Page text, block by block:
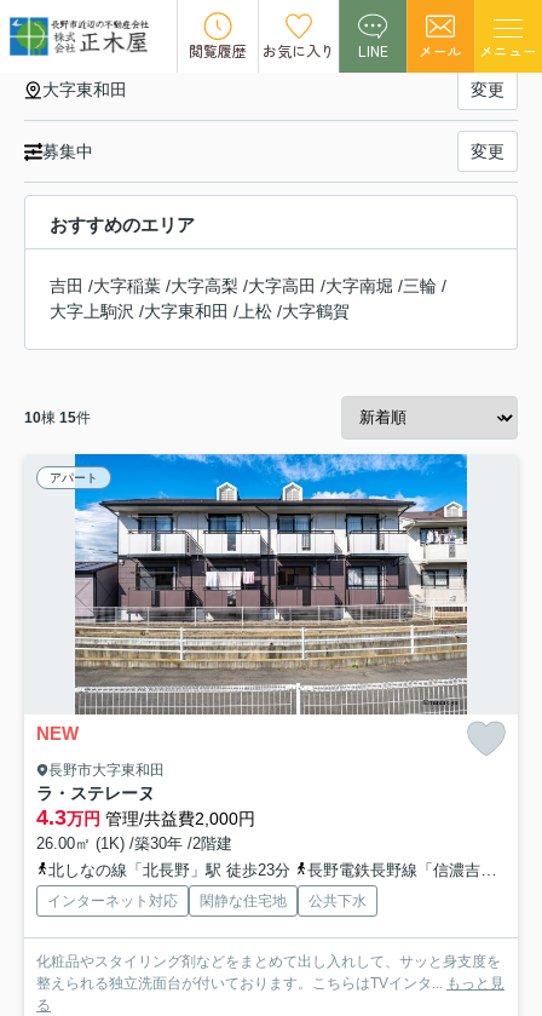
閲覧履歴 お気に入り LINE メール メニュー
大字東和田の賃貸物件一覧
大字東和田 変更
募集中 変更
おすすめのエリア
吉田 /大字稲葉 /大字高梨 /大字高田 /大字南堀 /三輪 /
大字上駒沢 /大字東和田 / 上松 /大字鶴賀
10棟 15件
アパート
NEW
長野市大字東和田
ラ・ステレーヌ
4.3万円 管理/共益費2,000円
26.00㎡ (1K) /築30年 /2階建
北しなの線「北長野」駅 徒歩23分
長野電鉄長野線「信濃吉田」駅 徒歩24分
インターネット対応 閑静な住宅地 公共下水
化粧品やスタイリング剤などをまとめて出し入れして、サッと身支度を
整えられる独立洗面台が付いております。こちらはTVインタ... もっと見
る